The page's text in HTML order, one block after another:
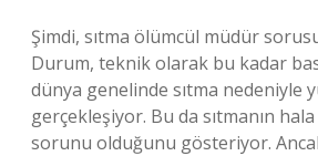
Şimdi, sıtma ölümcül müdür
Durum, teknik olarak bu kadar
dünya genelinde sıtma nedeniyle
gerçekleşiyor. Bu da sıtmanın
sorunu olduğunu gösteriyor.